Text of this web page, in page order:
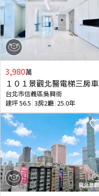
3,980萬
１０１景觀北醫電梯三房車
台北市信義區吳興街
建坪56.5 3房2廳 25.0年